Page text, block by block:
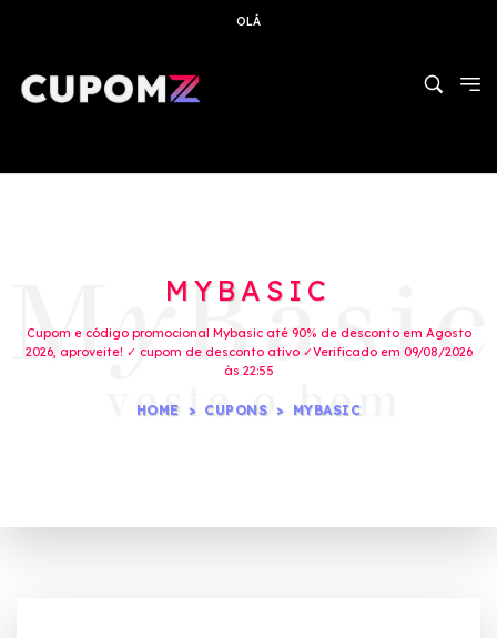
OLÁ
MYBASIC
Cupom e código promocional Mybasic até 90% de desconto em Agosto
2026, aproveite! ✓ cupom de desconto ativo ✓Verificado em 09/08/2026
às 22:55
HOME CUPONS MYBASIC